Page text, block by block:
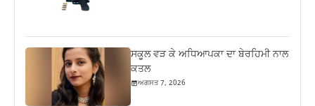
ਸਕੂਲ ਵੜ ਕੇ ਅਧਿਆਪਕਾ ਦਾ ਬੇਰਹਿਮੀ ਨਾਲ
ਕਤਲ
ਅਗਸਤ 7, 2026